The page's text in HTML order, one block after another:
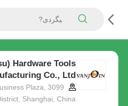
Hardware Tools
Co., Ltd
Plaza, 3099
Shanghai, China